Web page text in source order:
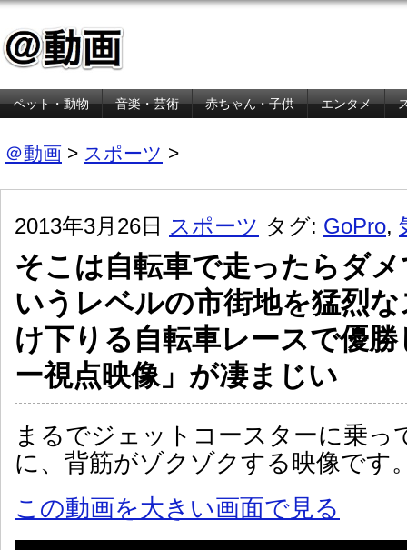
ペット・動物 音楽・芸術 赤ちゃん・子供 エンタメ
＠動画 > スポーツ >
2013年3月26日 スポーツ タグ: GoPro,
そこは自転車で走ったらダ
いうレベルの市街地を猛烈
け下りる自転車レースで優
ー視点映像」が凄まじい
まるでジェットコースターに乗っ
に、背筋がゾクゾクする映像です
この動画を大きい画面で見る